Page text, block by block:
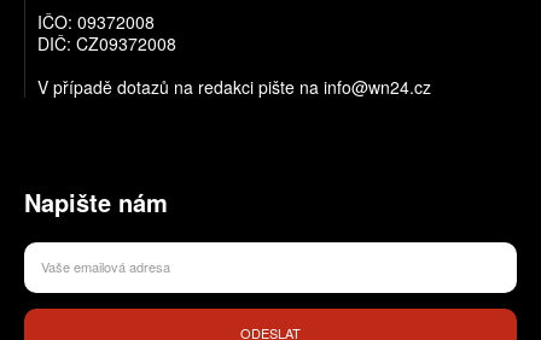
IČO: 09372008
DIČ: CZ09372008
V případě dotazů na redakci pište na info@wn24.cz
Napište nám
ODESLAT